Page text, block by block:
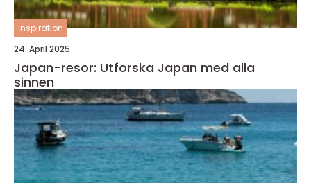
inspiration
24. April 2025
Japan-resor: Utforska Japan med alla
sinnen